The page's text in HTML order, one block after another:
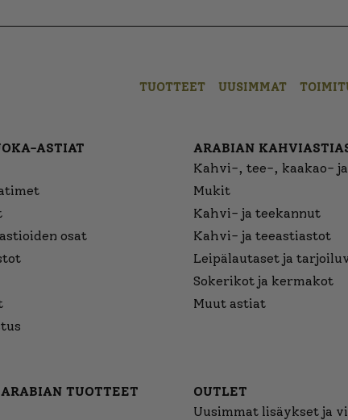
TUOTTEET UUSIMMAT
ASTIAT
osat
ARABIAN
Kahvi-, tee-, kaakao-
Mukit
Kahvi- ja teekannut
Kahvi- ja teeastiastot
Leipälautaset ja
Sokerikot ja kermakot
Muut astiat
TUOTTEET
OUTLET
Uusimmat lisäykset ja